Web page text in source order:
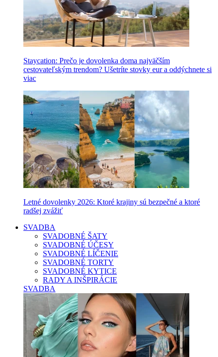
Staycation: Prečo je dovolenka doma najväčším
cestovateľským trendom? Ušetríte stovky eur a oddýchnete si
viac
Letné dovolenky 2026: Ktoré krajiny sú bezpečné a ktoré
radšej zvážiť
SVADBA
SVADOBNÉ ŠATY
SVADOBNÉ ÚČESY
SVADOBNÉ LÍČENIE
SVADOBNÉ TORTY
SVADOBNÉ KYTICE
RADY A INŠPIRÁCIE
SVADBA